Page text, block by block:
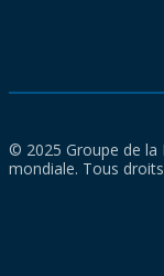
© 2025 Groupe de la
mondiale. Tous